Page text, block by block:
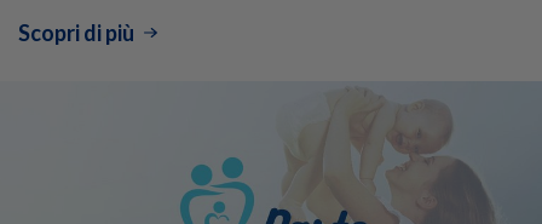
Scopri di più